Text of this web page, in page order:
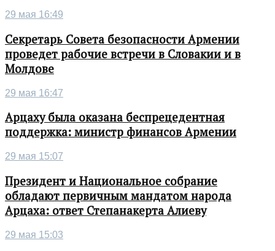
29 мая 16:49
Секретарь Совета безопасности Армении
проведет рабочие встречи в Словакии и в
Молдове
29 мая 16:47
Арцаху была оказана беспрецедентная
поддержка: министр финансов Армении
29 мая 15:07
Президент и Национальное собрание
обладают первичным мандатом народа
Арцаха: ответ Степанакерта Алиеву
29 мая 15:03